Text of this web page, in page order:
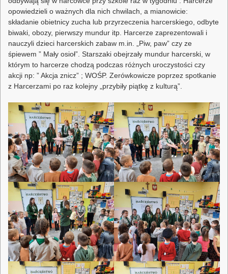
opowiedzieli o ważnych dla nich chwilach, a mianowicie:
składanie obietnicy zucha lub przyrzeczenia harcerskiego, odbyte
biwaki, obozy, pierwszy mundur itp. Harcerze zaprezentowali i
nauczyli dzieci harcerskich zabaw m.in. „Piw, paw” czy ze
śpiewem ” Mały osioł”. Starszaki obejrzały mundur harcerski, w
którym to harcerze chodzą podczas różnych uroczystości czy
akcji np: ” Akcja znicz” ; WOŚP. Zerówkowicze poprzez spotkanie
z Harcerzami po raz kolejny „przybiły piątkę z kulturą”.